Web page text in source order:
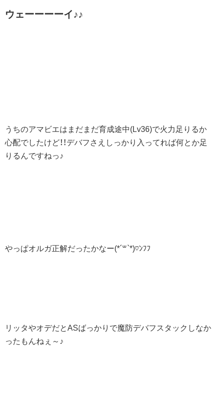
ウェーーーーイ♪♪
うちのアマビエはまだまだ育成途中(Lv36)で火力足りるか
心配でしたけど！！デバフさえしっかり入ってれば何とか足
りるんですねっ♪
やっぱオルガ正解だったかなー(*´꒳`*)♡ﾝﾌﾌ
リッタやオデだとASばっかりで魔防デバフスタックしなか
ったもんねぇ～♪